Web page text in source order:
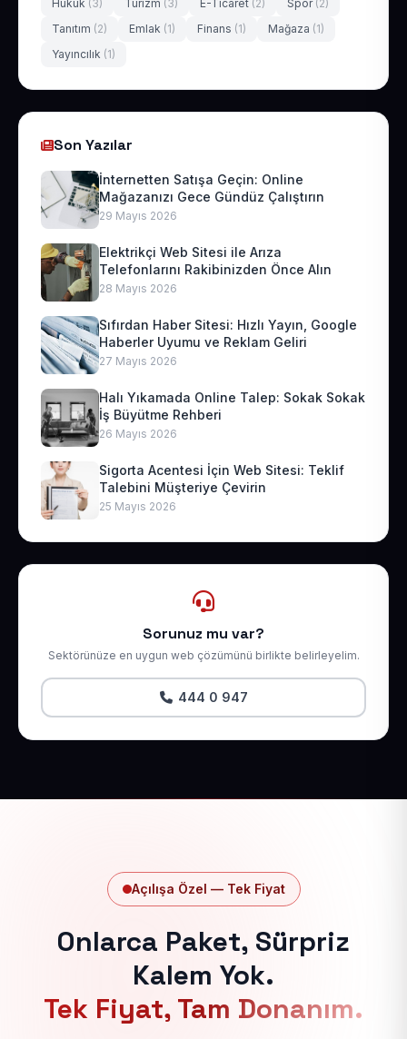
Hukuk (3) Turizm (3) E-Ticaret (2) Spor (2)
Tanıtım (2) Emlak (1) Finans (1) Mağaza (1)
Yayıncılık (1)
Son Yazılar
İnternetten Satışa Geçin: Online
Mağazanızı Gece Gündüz Çalıştırın
29 Mayıs 2026
Elektrikçi Web Sitesi ile Arıza
Telefonlarını Rakibinizden Önce Alın
28 Mayıs 2026
Sıfırdan Haber Sitesi: Hızlı Yayın, Google
Haberler Uyumu ve Reklam Geliri
27 Mayıs 2026
Halı Yıkamada Online Talep: Sokak Sokak
İş Büyütme Rehberi
26 Mayıs 2026
Sigorta Acentesi İçin Web Sitesi: Teklif
Talebini Müşteriye Çevirin
25 Mayıs 2026
Sorunuz mu var?
Sektörünüze en uygun web çözümünü birlikte belirleyelim.
444 0 947
Açılışa Özel — Tek Fiyat
Onlarca Paket, Sürpriz
Kalem Yok.
Tek Fiyat, Tam Donanım.